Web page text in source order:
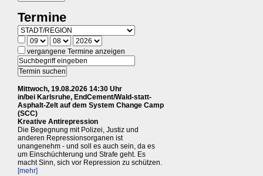
Termine
vergangene Termine anzeigen
Mittwoch, 19.08.2026 14:30 Uhr
in/bei Karlsruhe, EndCement/Wald-statt-
Asphalt-Zelt auf dem System Change Camp
(SCC)
Kreative Antirepression
Die Begegnung mit Polizei, Justiz und
anderen Repressionsorganen ist
unangenehm - und soll es auch sein, da es
um Einschüchterung und Strafe geht. Es
macht Sinn, sich vor Repression zu schützen.
[mehr]